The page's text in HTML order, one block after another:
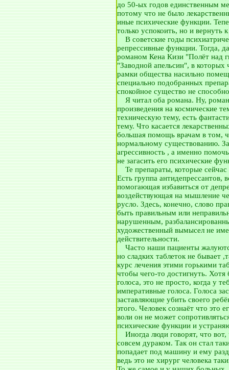
до 50-ых годов единственным
потому что не было
иные психические функции.
только успокоить, но и вернуть
В советские годы
репрессивные функции. Тогда,
романом Кена Кизи "Полёт над
"Заводной апельсин", в
рамки общества насильно
специально подобранных
спокойное существо не
Я читал оба романа. Ну,
произведения на космические
техническую тему, есть
тему. Что касается
большая помощь врачам в том,
нормальному существованию.
агрессивность , а именно
не загасить его психические
Те препараты, которые
Есть группа антидепрессантов,
помогающая избавиться от
воздействующая на мышление
русло. Здесь, конечно, слово
быть правильным или
нарушенным,
художественный вымысел не
действительности.
Часто наши пациенты
но сладких таблеток не бывает
курс лечения этими горькими
чтобы чего-то достигнуть.
голоса, это не просто, когда у
императивные голоса. Голоса
заставляющие убить своего
этого. Человек сознаёт что это
воли он не может
психические функции и
Иногда люди говорят, что вот,
совсем дураком. Так он стал
попадает под машину и ему
ведь это не хирург человека